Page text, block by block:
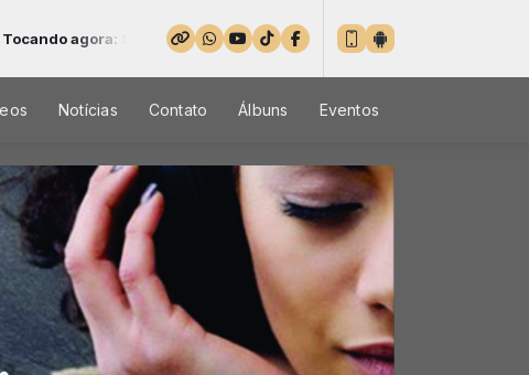
Semeando a palavra - Parte 02
Notícias Contato Álbuns Eventos